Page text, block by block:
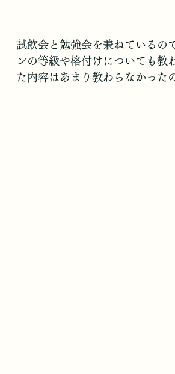
試飲会と勉強会を兼ねているの
ンの等級や格付けについても教
た内容はあまり教わらなかった